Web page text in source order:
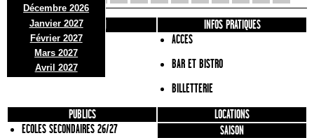
Décembre 2026
Janvier 2027
Février 2027
Mars 2027
Avril 2027
PRÉSENTATION
INFOS PRATIQUES
ACCES
BAR ET BISTRO
BILLETTERIE
PUBLICS
ECOLES SECONDAIRES 26/27
LOCATIONS
SAISON